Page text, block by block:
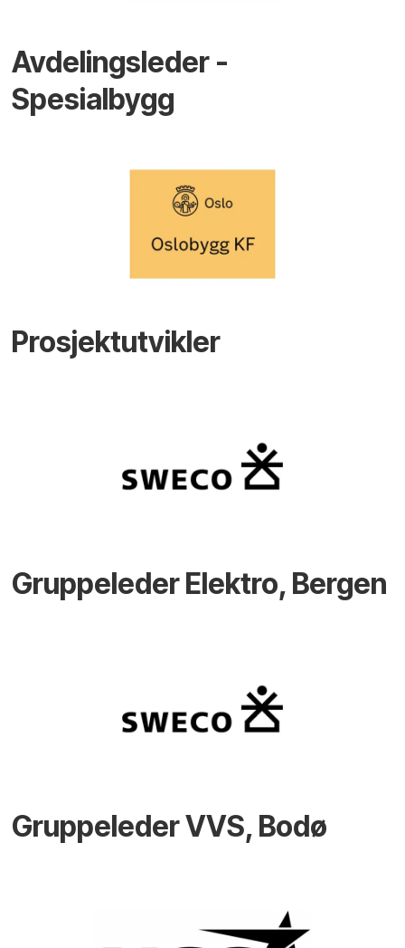
Avdelingsleder -
Spesialbygg
Prosjektutvikler
Gruppeleder Elektro, Bergen
Gruppeleder VVS, Bodø